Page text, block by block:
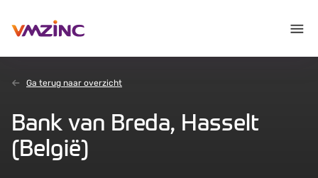
Ga terug naar overzicht
Bank van Breda, Hasselt
(België)